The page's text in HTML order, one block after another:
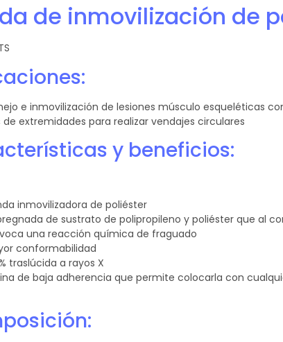
de inmovilización de
e inmovilización de lesiones músculo esqueléticas
extremidades para realizar vendajes circulares
y beneficios:
inmovilizadora de poliéster
de sustrato de polipropileno y poliéster que al
una reacción química de fraguado
conformabilidad
traslúcida a rayos X
de baja adherencia que permite colocarla con